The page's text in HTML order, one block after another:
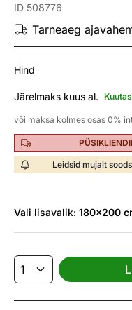
ID 508776
Tarneaeg
Hind
Järelmaks kuus al.
või maksa kolmes osas 0%
Leidsid mujalt
Vali lisavalik: 180x200